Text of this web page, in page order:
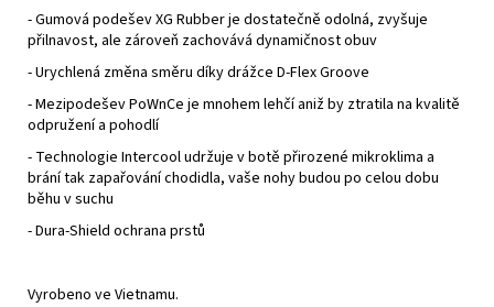
- Gumová podešev XG Rubber je dostatečně odolná, zvyšuje
přilnavost, ale zároveň zachovává dynamičnost obuv
- Urychlená změna směru díky drážce D-Flex Groove
- Mezipodešev PoWnCe je mnohem lehčí aniž by ztratila na kvalitě
odpružení a pohodlí
- Technologie Intercool udržuje v botě přirozené mikroklima a
brání tak zapařování chodidla, vaše nohy budou po celou dobu
běhu v suchu
- Dura-Shield ochrana prstů
Vyrobeno ve Vietnamu.